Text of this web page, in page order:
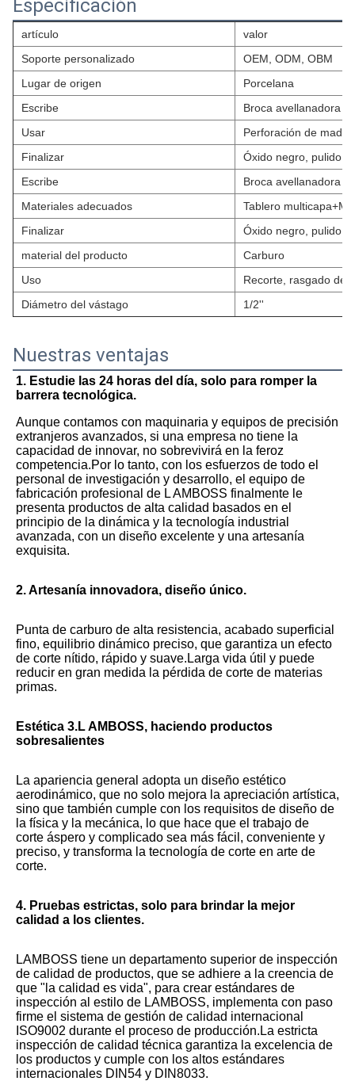
Especificación
artículo
valor
Soporte personalizado
OEM, ODM, OBM
Lugar de origen
Porcelana
Escribe
Broca avellanadora
Usar
Perforación de
Finalizar
Óxido negro, pulido
Escribe
Broca avellanadora
Materiales adecuados
Tablero
Finalizar
Óxido negro, pulido
material del producto
Carburo
Uso
Recorte, rasgado de
Diámetro del vástago
1/2''
Nuestras ventajas
1. Estudie las 24 horas del día, solo para romper la
barrera tecnológica.
Aunque contamos con maquinaria y equipos de precisión
extranjeros avanzados, si una empresa no tiene la
capacidad de innovar, no sobrevivirá en la feroz
competencia.Por lo tanto, con los esfuerzos de todo el
personal de investigación y desarrollo, el equipo de
fabricación profesional de L AMBOSS finalmente le
presenta productos de alta calidad basados ​​en el
principio de la dinámica y la tecnología industrial
avanzada, con un diseño excelente y una artesanía
exquisita.
2. Artesanía innovadora, diseño único.
Punta de carburo de alta resistencia, acabado superficial
fino, equilibrio dinámico preciso, que garantiza un efecto
de corte nítido, rápido y suave.Larga vida útil y puede
reducir en gran medida la pérdida de corte de materias
primas.
Estética 3.L AMBOSS, haciendo productos
sobresalientes
La apariencia general adopta un diseño estético
aerodinámico, que no solo mejora la apreciación artística,
sino que también cumple con los requisitos de diseño de
la física y la mecánica, lo que hace que el trabajo de
corte áspero y complicado sea más fácil, conveniente y
preciso, y transforma la tecnología de corte en arte de
corte.
4. Pruebas estrictas, solo para brindar la mejor
calidad a los clientes.
LAMBOSS tiene un departamento superior de inspección
de calidad de productos, que se adhiere a la creencia de
que "la calidad es vida", para crear estándares de
inspección al estilo de LAMBOSS, implementa con paso
firme el sistema de gestión de calidad internacional
ISO9002 durante el proceso de producción.La estricta
inspección de calidad técnica garantiza la excelencia de
los productos y cumple con los altos estándares
internacionales DIN54 y DIN8033.